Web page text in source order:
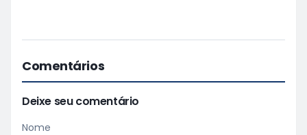
Comentários
Deixe seu comentário
Nome